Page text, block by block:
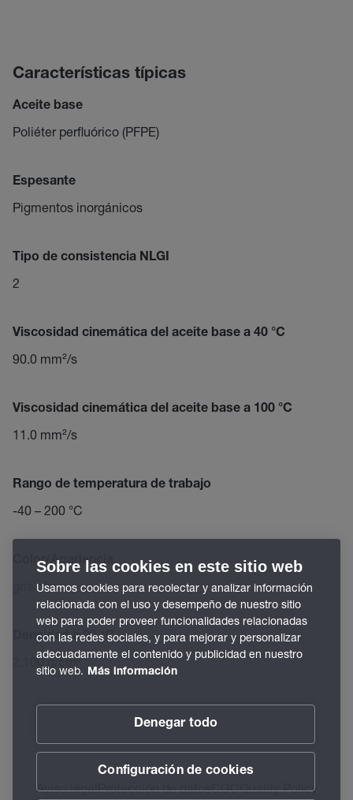
Características típicas
Aceite base
Poliéter perfluórico (PFPE)
Espesante
Pigmentos inorgánicos
Tipo de consistencia NLGI
2
Viscosidad cinemática del aceite base a 40 °C
90.0 mm²/s
Viscosidad cinemática del aceite base a 100 °C
11.0 mm²/s
Rango de temperatura de trabajo
-40 – 200 °C
Color/Apariencia
gris claro
Densidad a 20 °C
2.100 g/cm³
Aviso legalProtección de datosCGCQuality Policy
Sobre las cookies en este sitio web
Usamos cookies para recolectar y analizar información
relacionada con el uso y desempeño de nuestro sitio
web para poder proveer funcionalidades relacionadas
con las redes sociales, y para mejorar y personalizar
adecuadamente el contenido y publicidad en nuestro
sitio web. Más información
Denegar todo
Configuración de cookies